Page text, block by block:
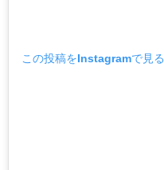
この投稿をInstagramで見る